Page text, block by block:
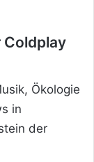
Coldplay
Ökologie
in
der